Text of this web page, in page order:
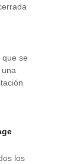
que se
los